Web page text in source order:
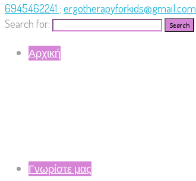
6945462241 ; ergotherapyforkids@gmail.com
Search for:
Αρχική
Γνωρίστε μας